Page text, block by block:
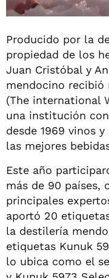
Producido por la
propiedad de los
Juan Cristóbal y
mendocino recibió
(The international
una institución
desde 1969 vinos
las mejores
Este año
más de 90 países,
principales
aportó 20
la destilería
etiquetas Kunuk
lo ubica como el